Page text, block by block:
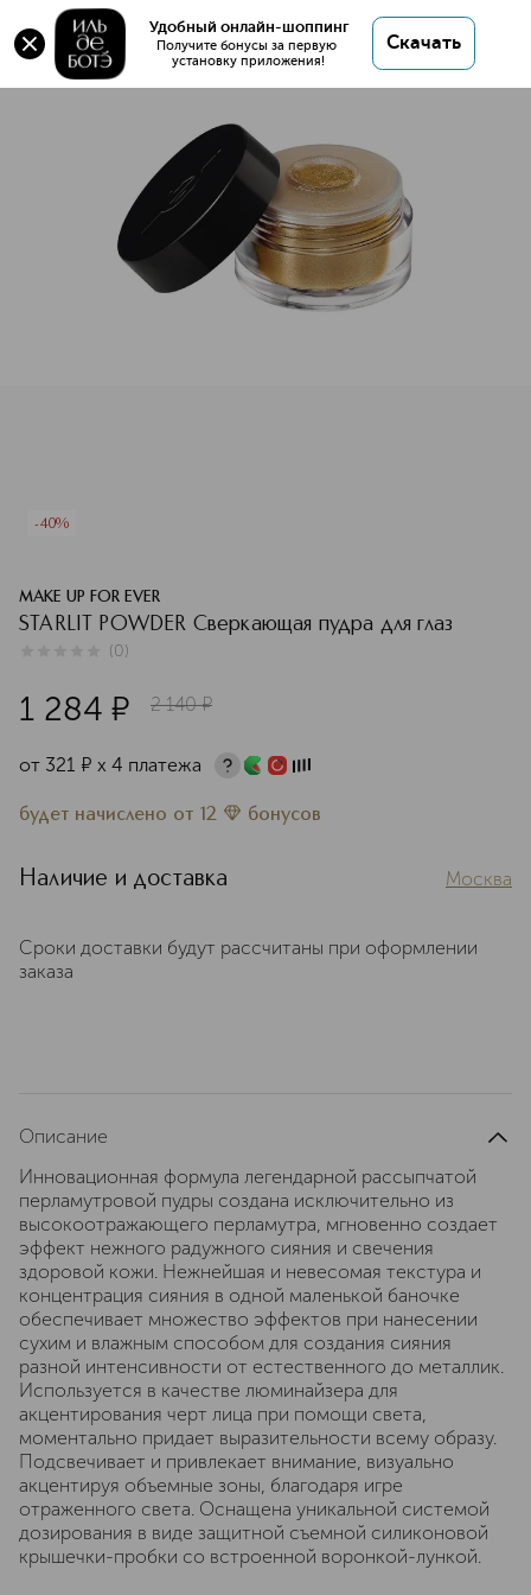
Удобный онлайн-шоппинг
Получите бонусы за первую
установку приложения!
Скачать
Оригинал 💯 STARLIT POWDER Сверкающая
пудра для глаз купить в интернет магазине ИЛЬ
ДЕ БОТЭ с доставкой.
STARLIT POWDER Сверкающая пудра для глаз
Описание
Характеристики
-40%
MAKE UP FOR EVER
STARLIT POWDER Сверкающая пудра для глаз
(0)
1 284 ¤ 2 140 ¤
от 321 ¤ х 4 платежа
будет начислено от 12 бонусов
Наличие и доставка Москва
Сроки доставки будут рассчитаны при оформлении
заказа
Описание
Инновационная формула легендарной рассыпчатой
перламутровой пудры создана исключительно из
высокоотражающего перламутра, мгновенно создает
эффект нежного радужного сияния и свечения
здоровой кожи. Нежнейшая и невесомая текстура и
концентрация сияния в одной маленькой баночке
обеспечивает множество эффектов при нанесении
сухим и влажным способом для создания сияния
разной интенсивности от естественного до металлик.
Используется в качестве люминайзера для
акцентирования черт лица при помощи света,
моментально придает выразительности всему образу.
Подсвечивает и привлекает внимание, визуально
акцентируя объемные зоны, благодаря игре
отраженного света. Оснащена уникальной системой
дозирования в виде защитной съемной силиконовой
крышечки-пробки со встроенной воронкой-лункой.